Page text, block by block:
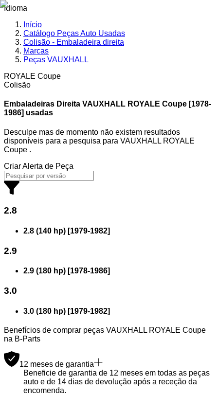
Idioma
Início
Catálogo Peças Auto Usadas
Colisão - Embaladeira direita
Marcas
Peças VAUXHALL
ROYALE Coupe
Colisão
Embaladeiras Direita VAUXHALL ROYALE Coupe [1978-
1986] usadas
Desculpe mas de momento não existem resultados
disponíveis para a pesquisa para VAUXHALL ROYALE
Coupe .
Criar Alerta de Peça
2.8
2.8 (140 hp) [1979-1982]
2.9
2.9 (180 hp) [1978-1986]
3.0
3.0 (180 hp) [1979-1982]
Benefícios de comprar peças VAUXHALL ROYALE Coupe
na B-Parts
12 meses de garantia
Beneficie de garantia de 12 meses em todas as peças
auto e de 14 dias de devolução após a receção da
encomenda.